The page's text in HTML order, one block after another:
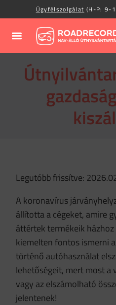
Ügyfélszolgálat (H-P: 9-
Legutóbb frissítve:
A koronavírus
állította a cégeket, amire
áttértek termékeik
kiemelten fontos ismerni
történő autóhasználat
lehetőségeit, mert most a
vagy az elszámolható
jelentenek!